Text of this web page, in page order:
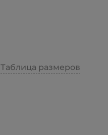
Таблица размеров